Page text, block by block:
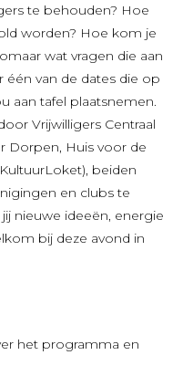
te behouden? Hoe
worden? Hoe kom je
wat vragen die aan
van de dates die op
aan tafel plaatsnemen.
Vrijwilligers Centraal
Dorpen, Huis voor de
beiden
en clubs te
nieuwe ideeën, energie
bij deze avond in
het programma en